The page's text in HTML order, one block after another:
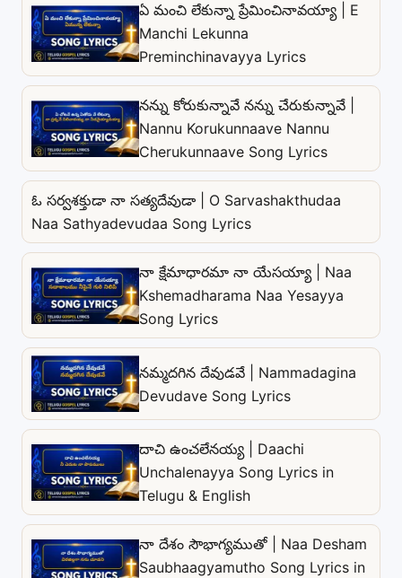
ఏ మంచి లేకున్నా ప్రేమించినావయ్యా | E
Manchi Lekunna
Preminchinavayya Lyrics
నన్ను కోరుకున్నావే నన్ను చేరుకున్నావే |
Nannu Korukunnaave Nannu
Cherukunnaave Song Lyrics
ఓ సర్వశక్తుడా నా సత్యదేవుడా | O Sarvashakthudaa
Naa Sathyadevudaa Song Lyrics
నా క్షేమాధారమా నా యేసయ్యా | Naa
Kshemadharama Naa Yesayya
Song Lyrics
నమ్మదగిన దేవుడవే | Nammadagina
Devudave Song Lyrics
దాచి ఉంచలేనయ్య | Daachi
Unchalenayya Song Lyrics in
Telugu & English
నా దేశం సౌభాగ్యముతో | Naa Desham
Saubhaagyamutho Song Lyrics in